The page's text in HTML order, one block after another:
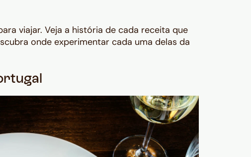
viajar. Veja a história de cada receita que
onde experimentar cada uma delas da